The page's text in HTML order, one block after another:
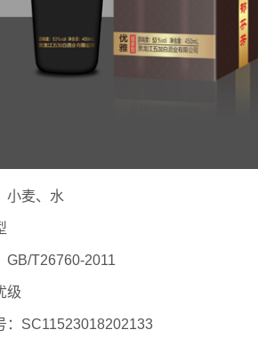
小麦、水
GB/T26760-2011
级
：SC11523018202133